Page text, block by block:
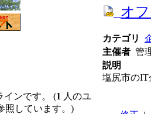
インです。 (1 人のユ
照しています。)
オ
カテゴリ
主催者 管
説明
塩尻市のIT